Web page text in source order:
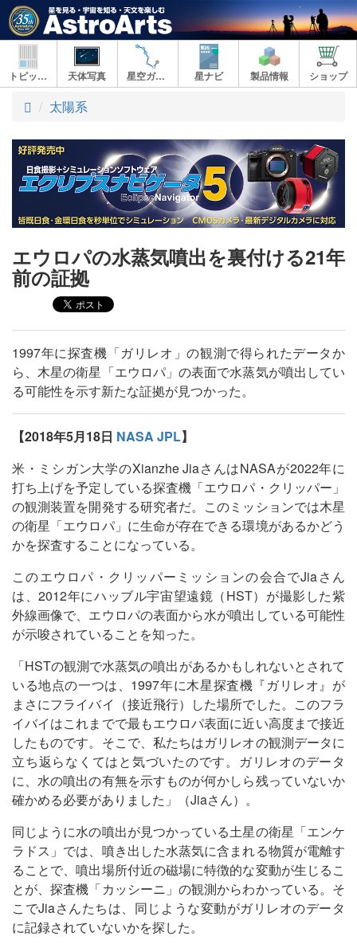
トピックス 天体写真 星空ガイド 星ナビ 製品情報 ショップ
ト
プ
太陽系
エウロパの水蒸気噴出を裏付ける21年
前の証拠
1997年に探査機「ガリレオ」の観測で得られたデータか
ら、木星の衛星「エウロパ」の表面で水蒸気が噴出してい
る可能性を示す新たな証拠が見つかった。
【2018年5月18日 NASA JPL】
米・ミシガン大学のXianzhe JiaさんはNASAが2022年に
打ち上げを予定している探査機「エウロパ・クリッパー」
の観測装置を開発する研究者だ。このミッションでは木星
の衛星「エウロパ」に生命が存在できる環境があるかどう
かを探査することになっている。
このエウロパ・クリッパーミッションの会合でJiaさん
は、2012年にハッブル宇宙望遠鏡（HST）が撮影した紫
外線画像で、エウロパの表面から水が噴出している可能性
が示唆されていることを知った。
「HSTの観測で水蒸気の噴出があるかもしれないとされて
いる地点の一つは、1997年に木星探査機『ガリレオ』が
まさにフライバイ（接近飛行）した場所でした。このフラ
イバイはこれまでで最もエウロパ表面に近い高度まで接近
したものです。そこで、私たちはガリレオの観測データに
立ち返らなくてはと気づいたのです。ガリレオのデータ
に、水の噴出の有無を示すものが何かしら残っていないか
確かめる必要がありました」（Jiaさん）。
同じように水の噴出が見つかっている土星の衛星「エンケ
ラドス」では、噴き出した水蒸気に含まれる物質が電離す
ることで、噴出場所付近の磁場に特徴的な変動が生じるこ
とが、探査機「カッシーニ」の観測からわかっている。そ
こでJiaさんたちは、同じような変動がガリレオのデータ
に記録されていないかを探した。